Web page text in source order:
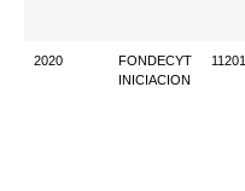
2020
FONDECYT
INICIACION